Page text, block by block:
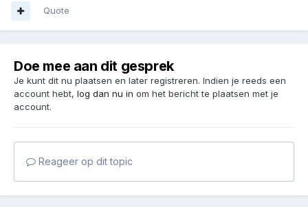
Quote
Doe mee aan dit gesprek
Je kunt dit nu plaatsen en later registreren. Indien je reeds een
account hebt, log dan nu in om het bericht te plaatsen met je
account.
Reageer op dit topic